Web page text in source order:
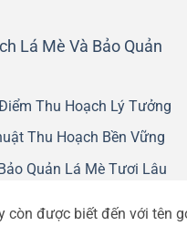
Lá Mè Và Bảo Quản
Thu Hoạch Lý Tưởng
Thu Hoạch Bền Vững
Quản Lá Mè Tươi Lâu
còn được biết đến với tên